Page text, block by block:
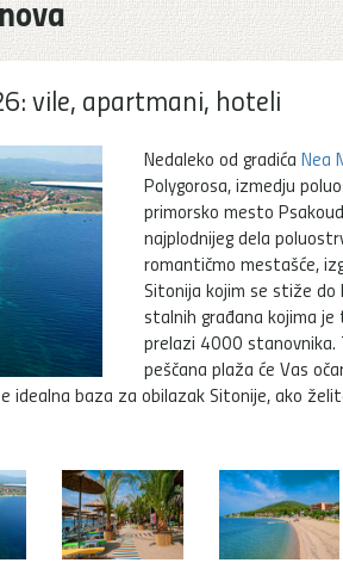
vile, apartmani, hoteli
Nedaleko od gradića Nea
Polygorosa, izmedju
primorsko mesto
najplodnijeg dela
romantičmo mestašće,
Sitonija kojim se stiže do
stalnih građana kojima
prelazi 4000 stanovnika.
peščana plaža će Vas
idealna baza za obilazak Sitonije, ako